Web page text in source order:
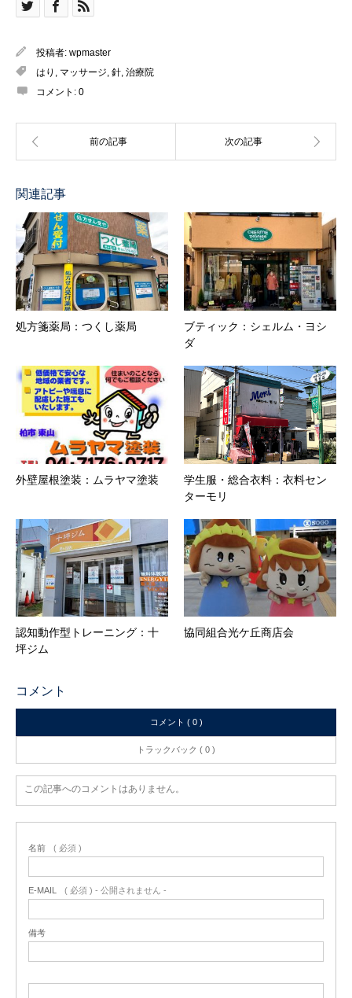
投稿者: wpmaster
はり , マッサージ, 針, 治療院
コメント: 0
関連記事
処方箋薬局：つくし薬局
ブティック：シェルム・ヨシ
ダ
外壁屋根塗装：ムラヤマ塗装
学生服・総合衣料：衣料セン
ターモリ
認知動作型トレーニング：十
坪ジム
協同組合光ケ丘商店会
コメント
コメント ( 0 )
トラックバック ( 0 )
この記事へのコメントはありません。
名前 ( 必須 )
E-MAIL ( 必須 ) - 公開されません -
備考